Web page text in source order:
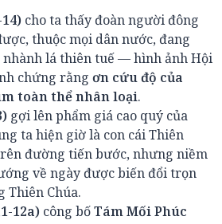
cho ta thấy đoàn người đông
thuộc mọi dân nước, đang
nhành lá thiên tuế — hình ảnh Hội
chứng rằng ơn cứu độ của
toàn thể nhân loại.
gợi lên phẩm giá cao quý của
ta hiện giờ là con cái Thiên
đường tiến bước, nhưng niềm
về ngày được biến đổi trọn
Thiên Chúa.
12a) công bốTám Mối Phúc